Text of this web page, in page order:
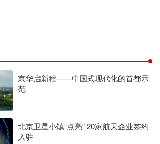
京华启新程——中国式现代化的首都示
范
北京卫星小镇“点亮” 20家航天企业签约
入驻